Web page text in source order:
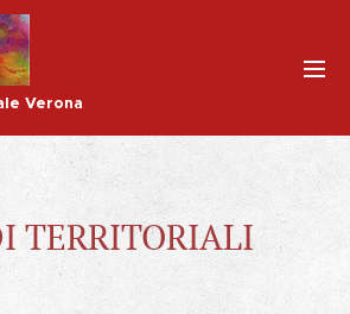
Verona
TERRITORIALI